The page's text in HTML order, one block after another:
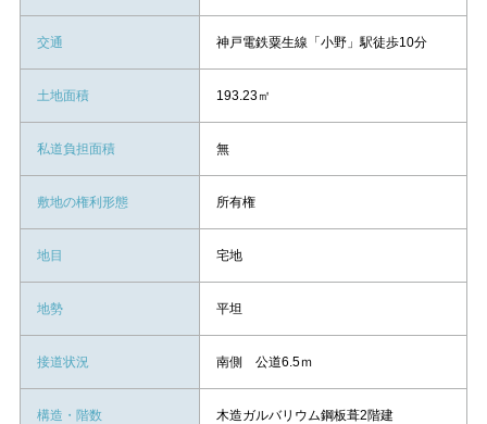
交通 神戸電鉄粟生線「小野」駅徒歩10分
土地面積 193.23㎡
私道負担面積 無
敷地の権利形態 所有権
地目 宅地
地勢 平坦
接道状況 南側 公道6.5ｍ
構造・階数 木造ガルバリウム鋼板葺2階建